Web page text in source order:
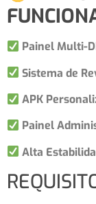
Painel Multi-
Sistema de
APK
Painel
Alta